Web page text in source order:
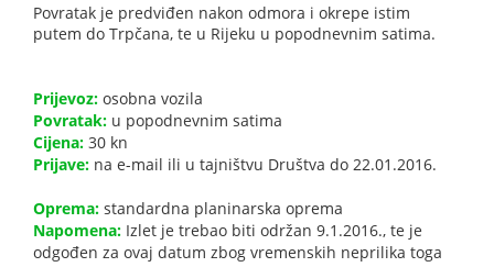
Povratak je predviđen nakon odmora i okrepe istim
putem do Trpčana, te u Rijeku u popodnevnim satima.
Prijevoz: osobna vozila
Povratak: u popodnevnim satima
Cijena: 30 kn
Prijave: na e-mail ili u tajništvu Društva do 22.01.2016.
Oprema: standardna planinarska oprema
Napomena: Izlet je trebao biti održan 9.1.2016., te je
odgođen za ovaj datum zbog vremenskih neprilika toga